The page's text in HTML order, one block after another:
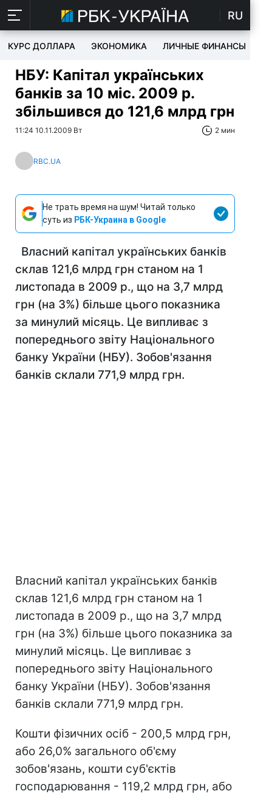
RU
КУРС ДОЛЛАРА ЭКОНОМИКА ЛИЧНЫЕ ФИНАНСЫ
НБУ: Капітал українських
банків за 10 міс. 2009 р.
збільшився до 121,6 млрд грн
11:24 10.11.2009 Вт 2 мин
RBC.UA
Не трать время на шум! Читай только
суть из РБК-Украина в Google
Власний капітал українських банків
склав 121,6 млрд грн станом на 1
листопада в 2009 р., що на 3,7 млрд
грн (на 3%) більше цього показника
за минулий місяць. Це випливає з
попереднього звіту Національного
банку України (НБУ). Зобов'язання
банків склали 771,9 млрд грн.
Власний капітал українських банків
склав 121,6 млрд грн станом на 1
листопада в 2009 р., що на 3,7 млрд
грн (на 3%) більше цього показника за
минулий місяць. Це випливає з
попереднього звіту Національного
банку України (НБУ). Зобов'язання
банків склали 771,9 млрд грн.
Кошти фізичних осіб - 200,5 млрд грн,
або 26,0% загального об'єму
зобов'язань, кошти суб'єктів
господарювання - 119,2 млрд грн, або